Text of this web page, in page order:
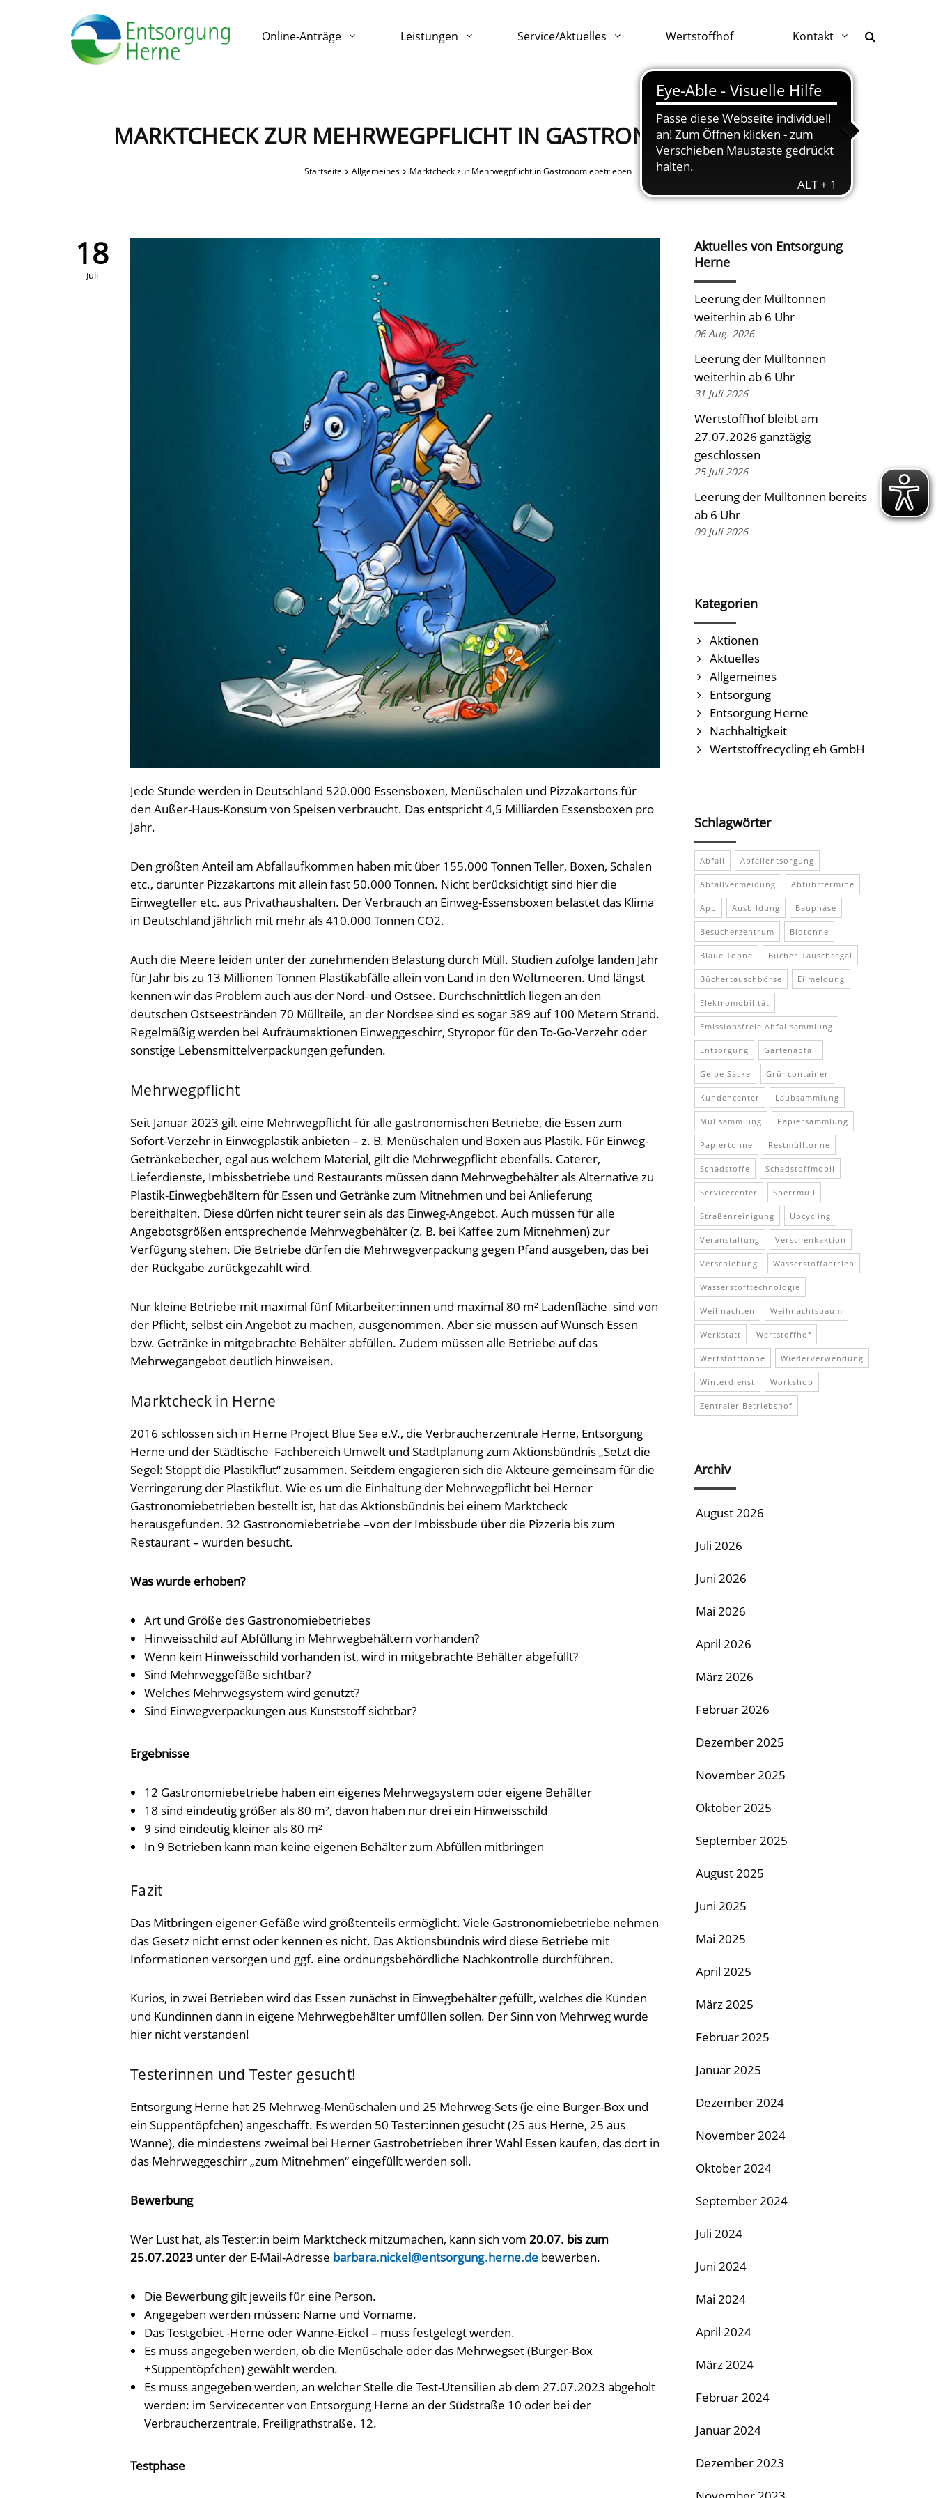
Online-Anträge Leistungen Service/Aktuelles Wertstoffhof Kontakt
MARKTCHECK ZUR MEHRWEGPFLICHT IN GASTRONOMIEBETRIEBEN
Startseite Allgemeines Marktcheck zur Mehrwegpflicht in Gastronomiebetrieben
18
Juli
Jede Stunde werden in Deutschland 520.000 Essensboxen, Menüschalen und Pizzakartons für
den Außer-Haus-Konsum von Speisen verbraucht. Das entspricht 4,5 Milliarden Essensboxen pro
Jahr.
Den größten Anteil am Abfallaufkommen haben mit über 155.000 Tonnen Teller, Boxen, Schalen
etc., darunter Pizzakartons mit allein fast 50.000 Tonnen. Nicht berücksichtigt sind hier die
Einwegteller etc. aus Privathaushalten. Der Verbrauch an Einweg-Essensboxen belastet das Klima
in Deutschland jährlich mit mehr als 410.000 Tonnen CO2.
Auch die Meere leiden unter der zunehmenden Belastung durch Müll. Studien zufolge landen Jahr
für Jahr bis zu 13 Millionen Tonnen Plastikabfälle allein von Land in den Weltmeeren. Und längst
kennen wir das Problem auch aus der Nord- und Ostsee. Durchschnittlich liegen an den
deutschen Ostseestränden 70 Müllteile, an der Nordsee sind es sogar 389 auf 100 Metern Strand.
Regelmäßig werden bei Aufräumaktionen Einweggeschirr, Styropor für den To-Go-Verzehr oder
sonstige Lebensmittelverpackungen gefunden.
Mehrwegpflicht
Seit Januar 2023 gilt eine Mehrwegpflicht für alle gastronomischen Betriebe, die Essen zum
Sofort-Verzehr in Einwegplastik anbieten – z. B. Menüschalen und Boxen aus Plastik. Für Einweg-
Getränkebecher, egal aus welchem Material, gilt die Mehrwegpflicht ebenfalls. Caterer,
Lieferdienste, Imbissbetriebe und Restaurants müssen dann Mehrwegbehälter als Alternative zu
Plastik-Einwegbehältern für Essen und Getränke zum Mitnehmen und bei Anlieferung
bereithalten. Diese dürfen nicht teurer sein als das Einweg-Angebot. Auch müssen für alle
Angebotsgrößen entsprechende Mehrwegbehälter (z. B. bei Kaffee zum Mitnehmen) zur
Verfügung stehen. Die Betriebe dürfen die Mehrwegverpackung gegen Pfand ausgeben, das bei
der Rückgabe zurückgezahlt wird.
Nur kleine Betriebe mit maximal fünf Mitarbeiter:innen und maximal 80 m² Ladenfläche sind von
der Pflicht, selbst ein Angebot zu machen, ausgenommen. Aber sie müssen auf Wunsch Essen
bzw. Getränke in mitgebrachte Behälter abfüllen. Zudem müssen alle Betriebe auf das
Mehrwegangebot deutlich hinweisen.
Marktcheck in Herne
2016 schlossen sich in Herne Project Blue Sea e.V., die Verbraucherzentrale Herne, Entsorgung
Herne und der Städtische Fachbereich Umwelt und Stadtplanung zum Aktionsbündnis „Setzt die
Segel: Stoppt die Plastikflut“ zusammen. Seitdem engagieren sich die Akteure gemeinsam für die
Verringerung der Plastikflut. Wie es um die Einhaltung der Mehrwegpflicht bei Herner
Gastronomiebetrieben bestellt ist, hat das Aktionsbündnis bei einem Marktcheck
herausgefunden. 32 Gastronomiebetriebe –von der Imbissbude über die Pizzeria bis zum
Restaurant – wurden besucht.
Was wurde erhoben?
Art und Größe des Gastronomiebetriebes
Hinweisschild auf Abfüllung in Mehrwegbehältern vorhanden?
Wenn kein Hinweisschild vorhanden ist, wird in mitgebrachte Behälter abgefüllt?
Sind Mehrweggefäße sichtbar?
Welches Mehrwegsystem wird genutzt?
Sind Einwegverpackungen aus Kunststoff sichtbar?
Ergebnisse
12 Gastronomiebetriebe haben ein eigenes Mehrwegsystem oder eigene Behälter
18 sind eindeutig größer als 80 m², davon haben nur drei ein Hinweisschild
9 sind eindeutig kleiner als 80 m²
In 9 Betrieben kann man keine eigenen Behälter zum Abfüllen mitbringen
Fazit
Das Mitbringen eigener Gefäße wird größtenteils ermöglicht. Viele Gastronomiebetriebe nehmen
das Gesetz nicht ernst oder kennen es nicht. Das Aktionsbündnis wird diese Betriebe mit
Informationen versorgen und ggf. eine ordnungsbehördliche Nachkontrolle durchführen.
Kurios, in zwei Betrieben wird das Essen zunächst in Einwegbehälter gefüllt, welches die Kunden
und Kundinnen dann in eigene Mehrwegbehälter umfüllen sollen. Der Sinn von Mehrweg wurde
hier nicht verstanden!
Testerinnen und Tester gesucht!
Entsorgung Herne hat 25 Mehrweg-Menüschalen und 25 Mehrweg-Sets (je eine Burger-Box und
ein Suppentöpfchen) angeschafft. Es werden 50 Tester:innen gesucht (25 aus Herne, 25 aus
Wanne), die mindestens zweimal bei Herner Gastrobetrieben ihrer Wahl Essen kaufen, das dort in
das Mehrweggeschirr „zum Mitnehmen“ eingefüllt werden soll.
Bewerbung
Wer Lust hat, als Tester:in beim Marktcheck mitzumachen, kann sich vom 20.07. bis zum
25.07.2023 unter der E-Mail-Adresse barbara.nickel@entsorgung.herne.de bewerben.
Die Bewerbung gilt jeweils für eine Person.
Angegeben werden müssen: Name und Vorname.
Das Testgebiet -Herne oder Wanne-Eickel – muss festgelegt werden.
Es muss angegeben werden, ob die Menüschale oder das Mehrwegset (Burger-Box
+Suppentöpfchen) gewählt werden.
Es muss angegeben werden, an welcher Stelle die Test-Utensilien ab dem 27.07.2023 abgeholt
werden: im Servicecenter von Entsorgung Herne an der Südstraße 10 oder bei der
Verbraucherzentrale, Freiligrathstraße. 12.
Testphase
Aktuelles von Entsorgung
Herne
Leerung der Mülltonnen
weiterhin ab 6 Uhr
06 Aug. 2026
Leerung der Mülltonnen
weiterhin ab 6 Uhr
31 Juli 2026
Wertstoffhof bleibt am
27.07.2026 ganztägig
geschlossen
25 Juli 2026
Leerung der Mülltonnen bereits
ab 6 Uhr
09 Juli 2026
Kategorien
Aktionen
Aktuelles
Allgemeines
Entsorgung
Entsorgung Herne
Nachhaltigkeit
Wertstoffrecycling eh GmbH
Schlagwörter
Abfall Abfallentsorgung
Abfallvermeidung Abfuhrtermine
App Ausbildung Bauphase
Besucherzentrum Biotonne
Blaue Tonne Bücher-Tauschregal
Büchertauschbörse Eilmeldung
Elektromobilität
Emissionsfreie Abfallsammlung
Entsorgung Gartenabfall
Gelbe Säcke Grüncontainer
Kundencenter Laubsammlung
Müllsammlung Papiersammlung
Papiertonne Restmülltonne
Schadstoffe Schadstoffmobil
Servicecenter Sperrmüll
Straßenreinigung Upcycling
Veranstaltung Verschenkaktion
Verschiebung Wasserstoffantrieb
Wasserstofftechnologie
Weihnachten Weihnachtsbaum
Werkstatt Wertstoffhof
Wertstofftonne Wiederverwendung
Winterdienst Workshop
Zentraler Betriebshof
Archiv
August 2026
Juli 2026
Juni 2026
Mai 2026
April 2026
März 2026
Februar 2026
Dezember 2025
November 2025
Oktober 2025
September 2025
August 2025
Juni 2025
Mai 2025
April 2025
März 2025
Februar 2025
Januar 2025
Dezember 2024
November 2024
Oktober 2024
September 2024
Juli 2024
Juni 2024
Mai 2024
April 2024
März 2024
Februar 2024
Januar 2024
Dezember 2023